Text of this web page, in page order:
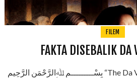
FILEM
FAKTA DISEBALIK DA
بِسْـــــــــمِ ﷲِالرَّحْمَنِ الرَّحِيم “The Da Vinci Code” adalah salah